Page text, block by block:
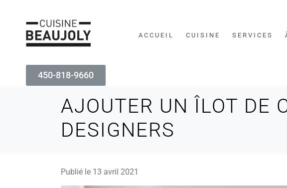
ACCUEIL CUISINE SERVICES
450-818-9660
AJOUTER UN ÎLOT DE
DESIGNERS
Publié le 13 avril 2021